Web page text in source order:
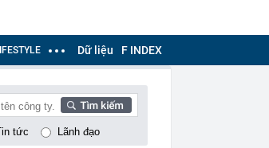
Dữ liệu F INDEX
tức Lãnh đạo